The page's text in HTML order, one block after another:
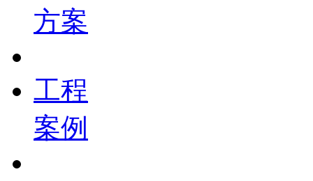
方案
工程
案例